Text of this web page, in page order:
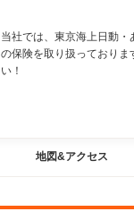
当社では、東京海上日動
の保険を取り扱っておりま
い！
地図&アクセス